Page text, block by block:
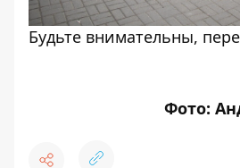
Будьте внимательны,
Фото: